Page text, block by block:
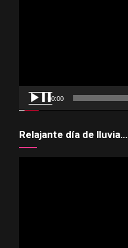
00:00
Relajante día de lluvia…